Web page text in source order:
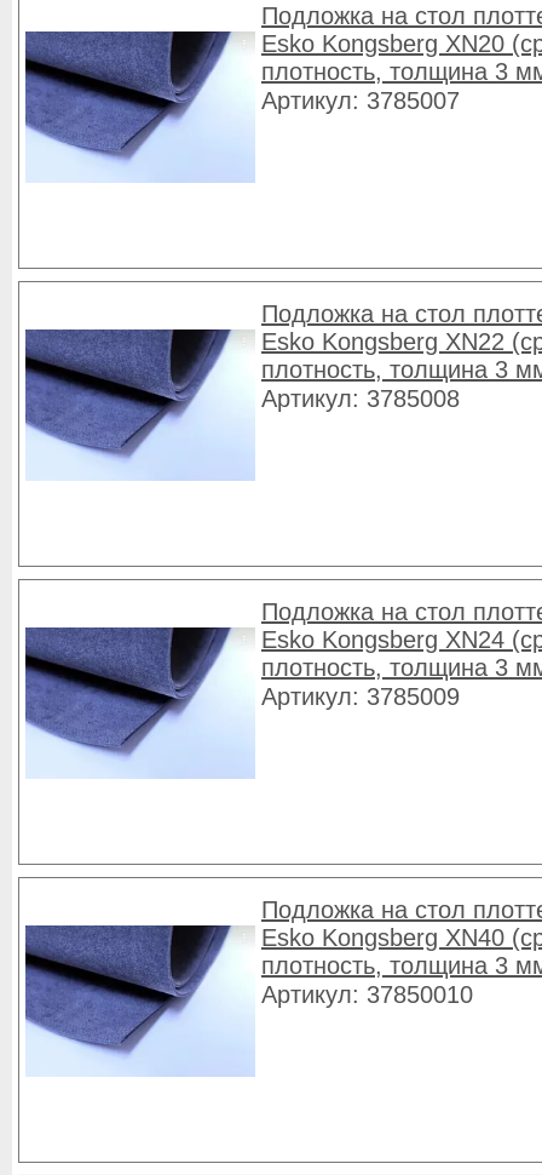
Подложка на стол
Esko Kongsberg XN20
плотность, толщина 3
Артикул: 3785007
Подложка на стол
Esko Kongsberg XN22
плотность, толщина 3
Артикул: 3785008
Подложка на стол
Esko Kongsberg XN24
плотность, толщина 3
Артикул: 3785009
Подложка на стол
Esko Kongsberg XN40
плотность, толщина 3
Артикул: 37850010